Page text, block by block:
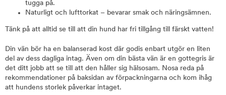
tugga på.
Naturligt och lufttorkat – bevarar smak och näringsämnen.
Tänk på att alltid se till att din hund har fri tillgång till färskt vatten!
Din vän bör ha en balanserad kost där godis enbart utgör en liten
del av dess dagliga intag. Även om din bästa vän är en gottegris är
det ditt jobb att se till att den håller sig hälsosam. Nosa reda på
rekommendationer på baksidan av förpackningarna och kom ihåg
att hundens storlek påverkar intaget.